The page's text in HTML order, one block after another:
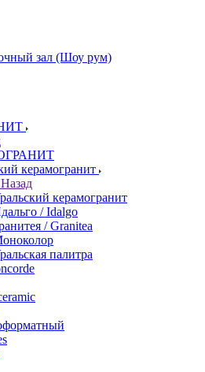
зал (Шоу рум)
керамогранит
Назад
керамогранит
/ Idalgo
/ Granitea
палитра